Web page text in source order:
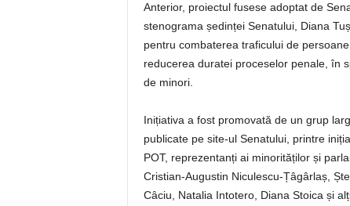
Anterior, proiectul fusese adoptat de
stenograma ședinței Senatului, Diana
pentru combaterea traficului de
reducerea duratei proceselor penale, în
de minori.
Inițiativa a fost promovată de un grup
publicate pe site-ul Senatului, printre
POT, reprezentanți ai minorităților și
Cristian-Augustin Niculescu-Țâgârlaș,
Câciu, Natalia Intotero, Diana Stoica și